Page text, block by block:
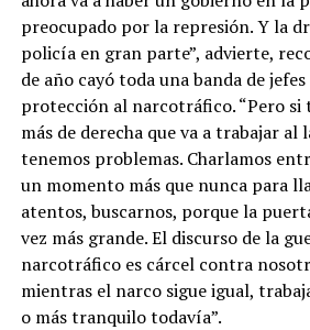
preocupado por la represión. Y la
policía en gran parte”, advierte,
de año cayó toda una banda de
protección al narcotráfico. “Pero si
más de derecha que va a trabajar al
tenemos problemas. Charlamos
un momento más que nunca para
atentos, buscarnos, porque la
vez más grande.El discurso de la
narcotráfico es cárcel contra
mientras el narco sigue igual,
o más tranquilo todavía”.